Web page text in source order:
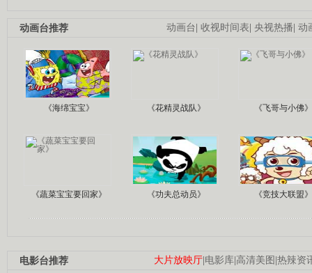
动画台| 收视时间表| 央视热播| 动
动画台推荐
《海绵宝宝》 《花精灵战队》 《飞哥与小佛》
《蔬菜宝宝要回家》 《功夫总动员》 《竞技大联盟》
大片放映厅|电影库|高清美图 |热辣资
电影台推荐